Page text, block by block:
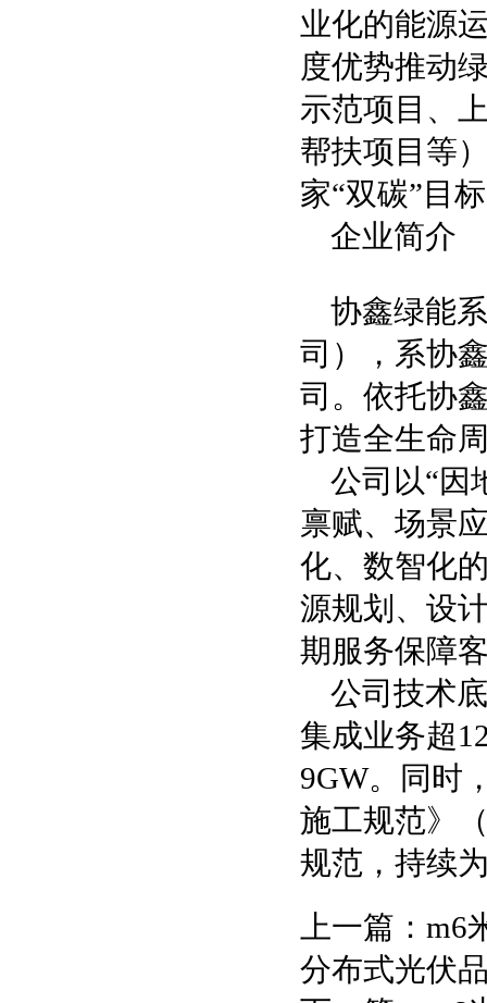
业化的能源
度优势推动
示范项目、
帮扶项目等
家“双碳”目
企业简介
协鑫绿能
司），系协
司。依托协
打造全生命
公司以“因
禀赋、场景
化、数智化
源规划、设
期服务保障
公司技术
集成业务超
9GW。同时
施工规范》
规范，持续
上一篇： m6
分布式光伏